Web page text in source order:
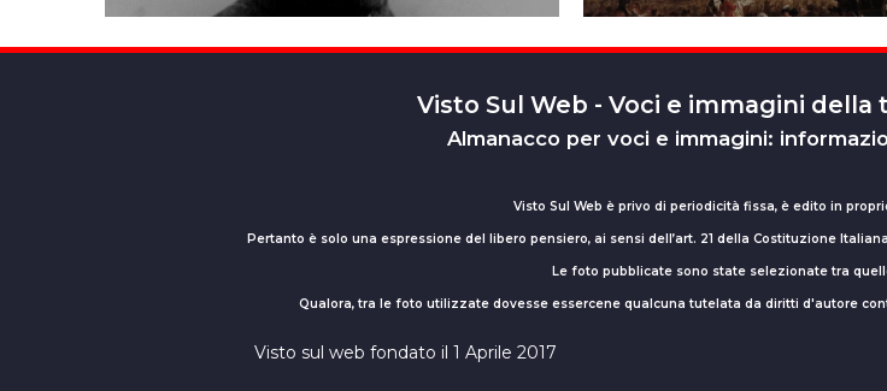
Visto Sul Web - Voci e immagini
Almanacco per voci e immagini:
Visto Sul Web è privo di periodicità fissa, è edito in
Pertanto è solo una espressione del libero pensiero, ai sensi dell’art. 21 della Costituzione
Le foto pubblicate sono state selezionate tra
Qualora, tra le foto utilizzate dovesse essercene qualcuna tutelata da diritti d'autore
Visto sul web fondato il 1 Aprile 2017